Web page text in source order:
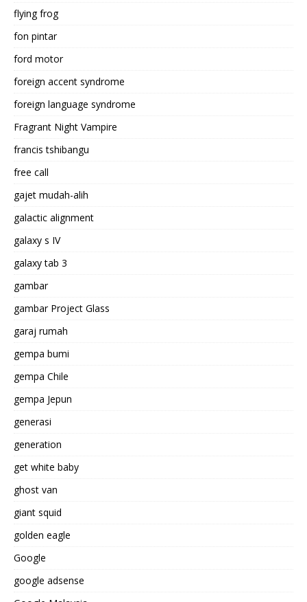
flying frog
fon pintar
ford motor
foreign accent syndrome
foreign language syndrome
Fragrant Night Vampire
francis tshibangu
free call
gajet mudah-alih
galactic alignment
galaxy s IV
galaxy tab 3
gambar
gambar Project Glass
garaj rumah
gempa bumi
gempa Chile
gempa Jepun
generasi
generation
get white baby
ghost van
giant squid
golden eagle
Google
google adsense